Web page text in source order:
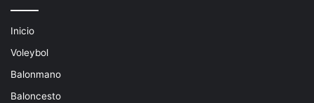
Inicio
Voleybol
Balonmano
Baloncesto